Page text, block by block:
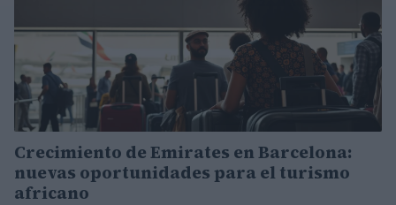
Crecimiento de Emirates en Barcelona:
nuevas oportunidades para el turismo
africano